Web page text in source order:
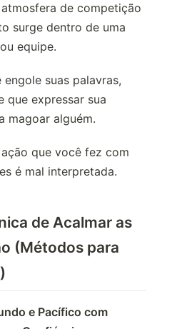
de competição
surge dentro de uma
equipe.
engole suas palavras,
que expressar sua
magoar alguém.
que você fez com
é mal interpretada.
de Acalmar as
(Métodos para
e Pacífico com